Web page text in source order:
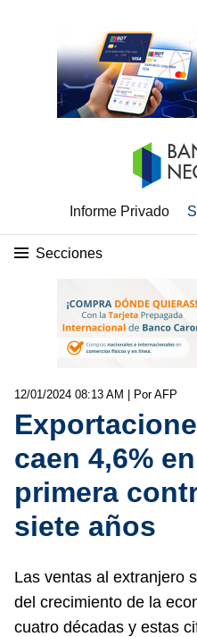
Informe Privado
Secciones
12/01/2024 08:13 AM | Por AFP
caen 4,6%
primera
siete años
Las ventas al extranjero
del crecimiento de la
cuatro décadas y estas